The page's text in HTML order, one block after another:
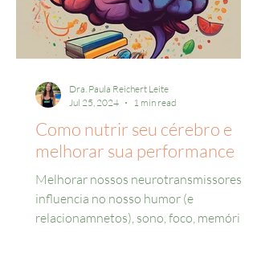
Como nutrir seu cérebro e
melhorar sua performance
Melhorar nossos neurotransmissores
influencia no nosso humor (e
relacionamnetos), sono, foco, memória.
Dra. Paula Reichert Leite
Jul 25, 2024
1 min read